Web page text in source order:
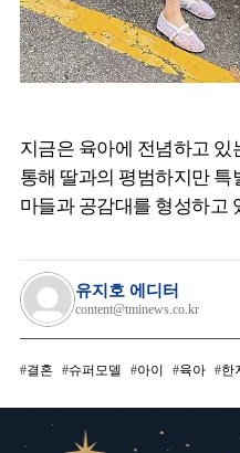
지금은 육아에 전념하고 있
통해 딸과의 평범하지만 특
마들과 공감대를 형성하고
유지호 에디터
content@tminews.co.kr
결혼 슈퍼모델 아이 육아 한